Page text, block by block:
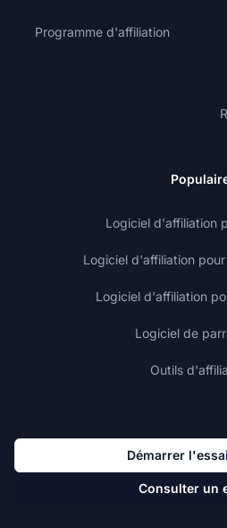
Programme d'affiliation
Logiciel d'affiliation
Logiciel d'affiliation
Logiciel d'affiliation
Logiciel de
Outils
Démarrer
Consulter un